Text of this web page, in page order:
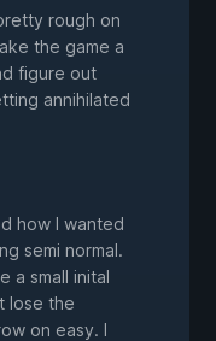
rough on
the game a
figure out
annihilated
how I wanted
semi normal.
a small inital
lose the
on easy. I